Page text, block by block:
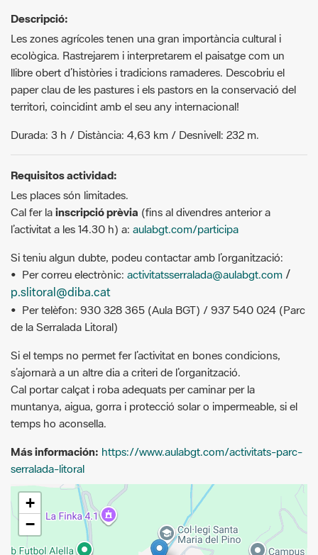
ecològica. Rastrejarem i interpretarem el paisatge com un
llibre obert d’històries i tradicions ramaderes. Descobriu el
paper clau de les pastures i els pastors en la conservació del
territori, coincidint amb el seu any internacional!
Durada: 3 h / Distància: 4,63 km / Desnivell: 232 m.
Requisitos actividad:
Cal fer lainscripció prèvia
l’activitat a les 14.30 h) a:
Si teniu algun dubte, podeu contactar amb l’organització:
• Per correu electrònic:
activitatsserralada@aulabgt.com
p.slitoral@diba.cat
• Per telèfon: 930 328 365 (Aula BGT) / 937 540 024 (Parc
de la Serralada Litoral)
Si el temps no permet fer l’activitat en bones condicions,
s’ajornarà a un altre dia a criteri de l’organització.
Cal portar calçat i roba adequats per caminar per la
muntanya, aigua, gorra i protecció solar o impermeable, si el
temps ho aconsella.
Más información:
https://www.aulabgt.com/activitats-parc-
serralada-litoral
+
−